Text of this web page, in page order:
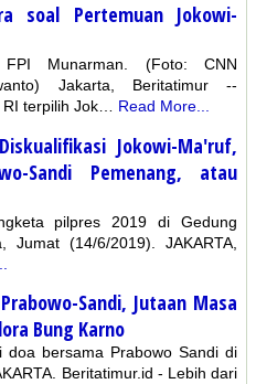
soal Pertemuan Jokowi-
Munarman. (Foto: CNN
Jakarta, Beritatimur --
terpilih Jok…
Read More...
Jokowi-Ma'ruf,
Sandi Pemenang, atau
pilpres 2019 di Gedung
Jumat (14/6/2019). JAKARTA,
Sandi, Jutaan Masa
Bung Karno
doa bersama Prabowo Sandi di
Beritatimur.id - Lebih dari